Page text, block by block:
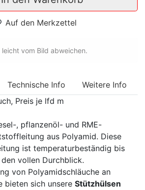
Auf den Merkzettel
vom Bild abweichen.
Technische Info
Weitere Info
Preis je lfd m
, pflanzenöl- und RME-
aus Polyamid. Diese
ist temperaturbeständig bis
vollen Durchblick.
von Polyamidschläuche an
bieten sich unsere Stützhülsen